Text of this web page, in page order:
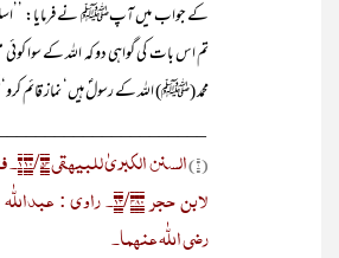
کے جواب میں آپﷺ نے فرمایا:
تم اس بات کی گواہی دو کہ اللہ کے سوا کوئی
محمد (ﷺ) اللہ کے رسولؐ ہیں‘ نماز قائم کرو‘
(۱)
لابن حجر ۱۳/۴۸۰۔ راوی :
رضی اللّٰہ عنہما۔